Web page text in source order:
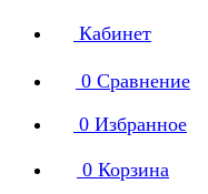
Кабинет
0 Сравнение
0 Избранное
0 Корзина